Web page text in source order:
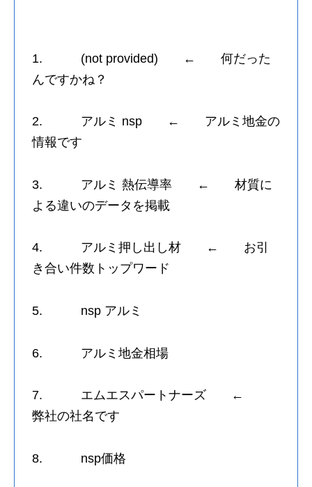
1. (not provided) ← 何だった
んですかね？
2. アルミ nsp ← アルミ地金の
情報です
3. アルミ 熱伝導率 ← 材質に
よる違いのデータを掲載
4. アルミ押し出し材 ← お引
き合い件数トップワード
5. nsp アルミ
6. アルミ地金相場
7. エムエスパートナーズ ←
弊社の社名です
8. nsp価格